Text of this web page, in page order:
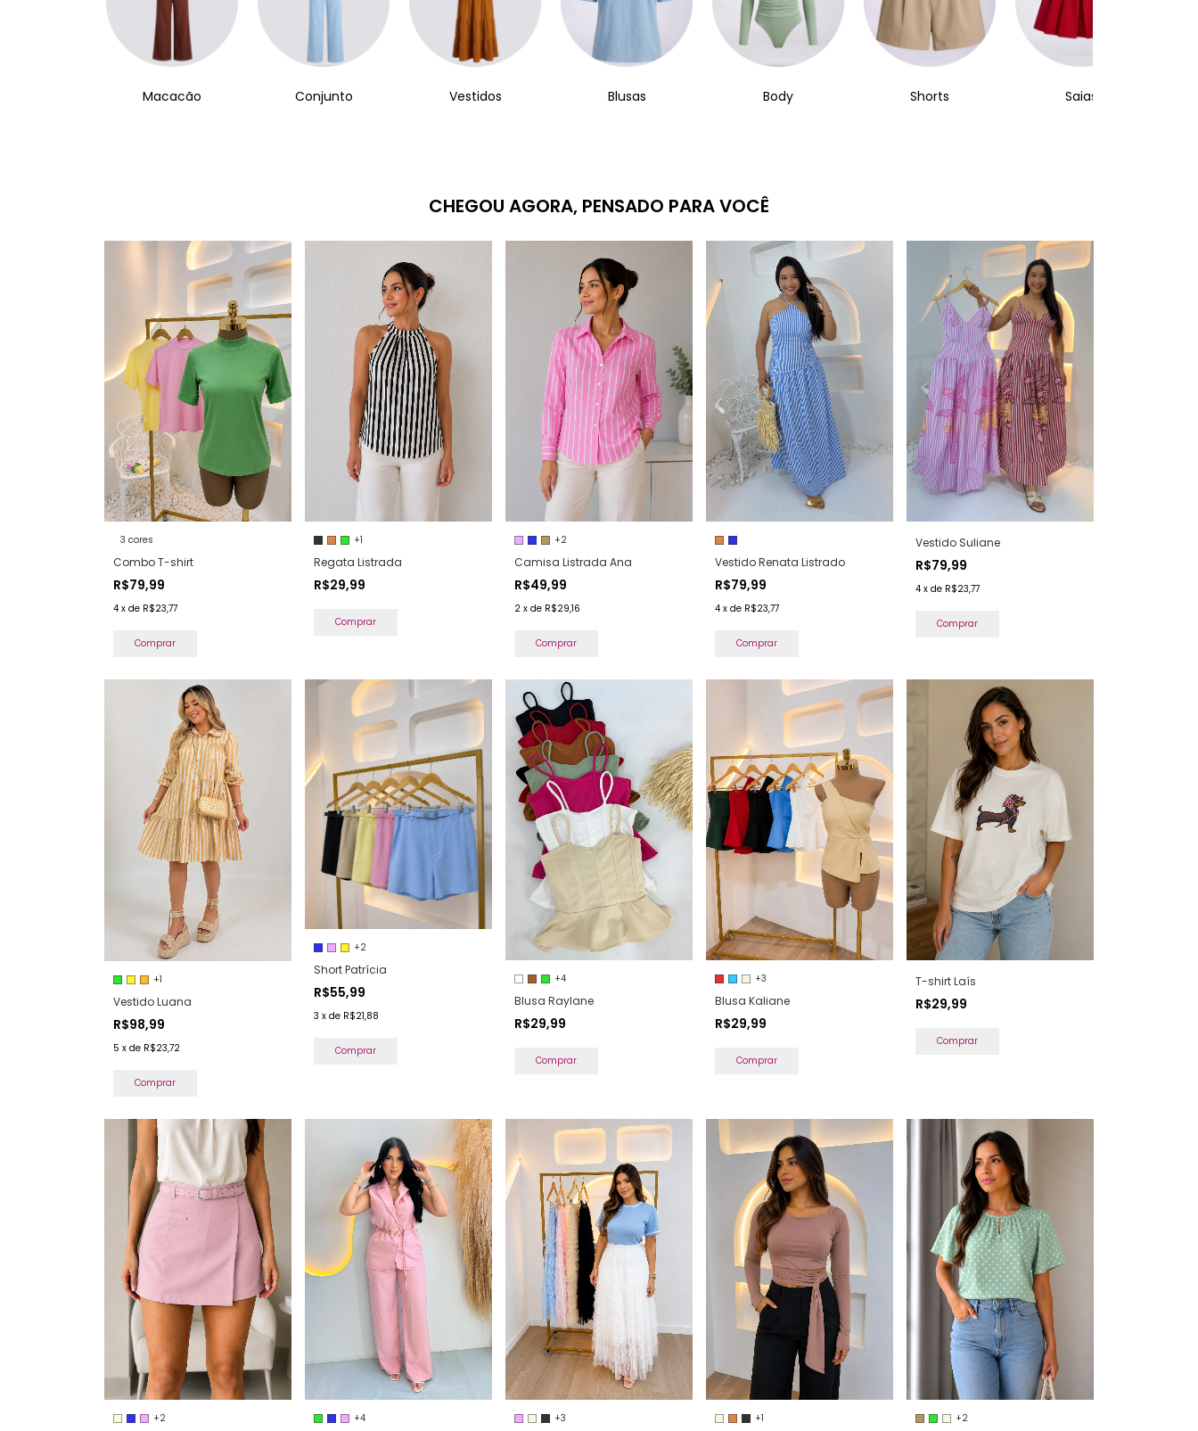
Macacão Conjunto Vestidos Blusas Body Shorts Saias
CHEGOU AGORA, PENSADO PARA VOCÊ
3 cores
Combo T-shirt
R$79,99
4 x de R$23,77
Comprar
+1
Regata Listrada
R$29,99
Comprar
+2
Camisa Listrada Ana
R$49,99
2 x de R$29,16
Comprar
Vestido Renata Listrado
R$79,99
4 x de R$23,77
Comprar
Vestido Suliane
R$79,99
4 x de R$23,77
Comprar
+1
Vestido Luana
R$98,99
5 x de R$23,72
Comprar
+2
Short Patrícia
R$55,99
3 x de R$21,88
Comprar
+4
Blusa Raylane
R$29,99
Comprar
+3
Blusa Kaliane
R$29,99
Comprar
T-shirt Laís
R$29,99
Comprar
+2 +4 +3 +1 +2